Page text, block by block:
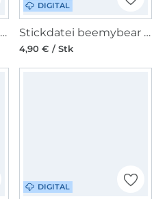
Stickdatei beemybear Bär - kleine Bande
DIGITAL
Stickdatei beemybear ITH Gudhuhn Stecker
4,90 € / Stk
DIGITAL